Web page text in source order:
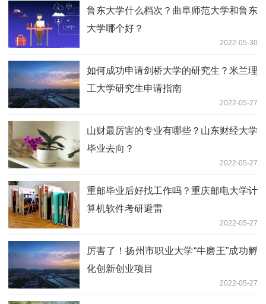
鲁东大学什么档次？曲阜师范大学和鲁东
大学哪个好？
2022-05-30
如何成功申请剑桥大学的研究生？米兰理
工大学研究生申请指南
2022-05-27
山财最厉害的专业有哪些？山东财经大学
毕业去向？
2022-05-27
重邮毕业后好找工作吗？重庆邮电大学计
算机软件考研避雷
2022-05-27
厉害了！扬州市职业大学“牛磨王”成功孵
化创新创业项目
2022-05-27